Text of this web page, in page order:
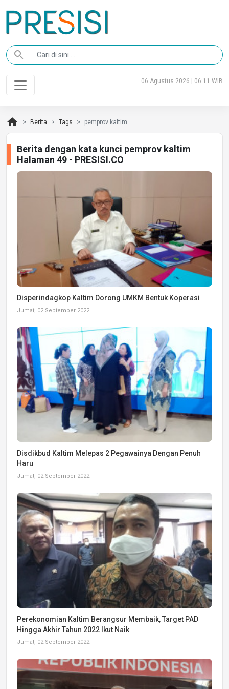
search
06 Agustus 2026 | 06:11 WIB
home Berita Tags pemprov kaltim
Berita dengan kata kunci pemprov kaltim
Halaman 49 - PRESISI.CO
Disperindagkop Kaltim Dorong UMKM Bentuk Koperasi
Jumat, 02 September 2022
Disdikbud Kaltim Melepas 2 Pegawainya Dengan Penuh
Haru
Jumat, 02 September 2022
Perekonomian Kaltim Berangsur Membaik, Target PAD
Hingga Akhir Tahun 2022 Ikut Naik
Jumat, 02 September 2022